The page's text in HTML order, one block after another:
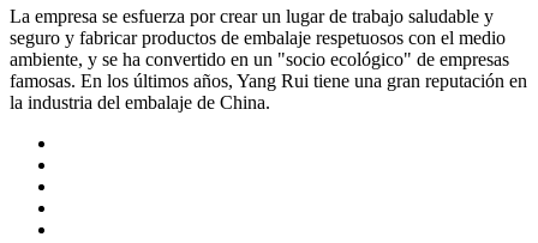
La empresa se esfuerza por crear un lugar de trabajo saludable y
seguro y fabricar productos de embalaje respetuosos con el medio
ambiente, y se ha convertido en un "socio ecológico" de empresas
famosas. En los últimos años, Yang Rui tiene una gran reputación en
la industria del embalaje de China.